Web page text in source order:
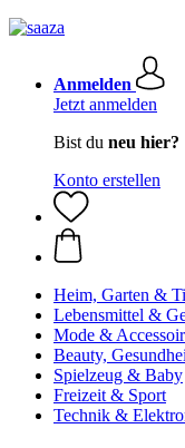
Anmelden
Jetzt anmelden
Bist du neu hier?
Konto erstellen
Heim, Garten &
Lebensmittel &
Mode &
Beauty,
Spielzeug & Baby
Freizeit & Sport
Technik &